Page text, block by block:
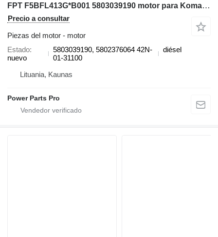
FPT F5BFL413G*B001 5803039190 motor para Komatsu WB93R-8, WB93S-8, WB97R-8, WB97S-8 excavadora
Precio a consultar
Piezas del motor - motor
Estado
nuevo
5803039190, 5802376064 42N-
01-31100
diésel
Lituania, Kaunas
Power Parts Pro